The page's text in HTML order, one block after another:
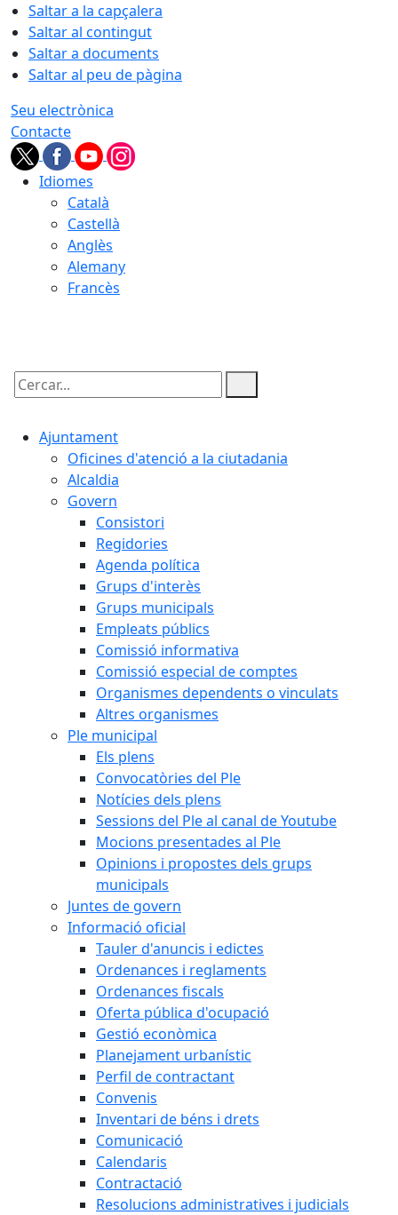
Saltar a la capçalera
Saltar al contingut
Saltar a documents
Saltar al peu de pàgina
Seu electrònica
Contacte
Idiomes
Català
Castellà
Anglès
Alemany
Francès
Cercar:
Ajuntament
Oficines d'atenció a la ciutadania
Alcaldia
Govern
Consistori
Regidories
Agenda política
Grups d'interès
Grups municipals
Empleats públics
Comissió informativa
Comissió especial de comptes
Organismes dependents o vinculats
Altres organismes
Ple municipal
Els plens
Convocatòries del Ple
Notícies dels plens
Sessions del Ple al canal de Youtube
Mocions presentades al Ple
Opinions i propostes dels grups
municipals
Juntes de govern
Informació oficial
Tauler d'anuncis i edictes
Ordenances i reglaments
Ordenances fiscals
Oferta pública d'ocupació
Gestió econòmica
Planejament urbanístic
Perfil de contractant
Convenis
Inventari de béns i drets
Comunicació
Calendaris
Contractació
Resolucions administratives i judicials